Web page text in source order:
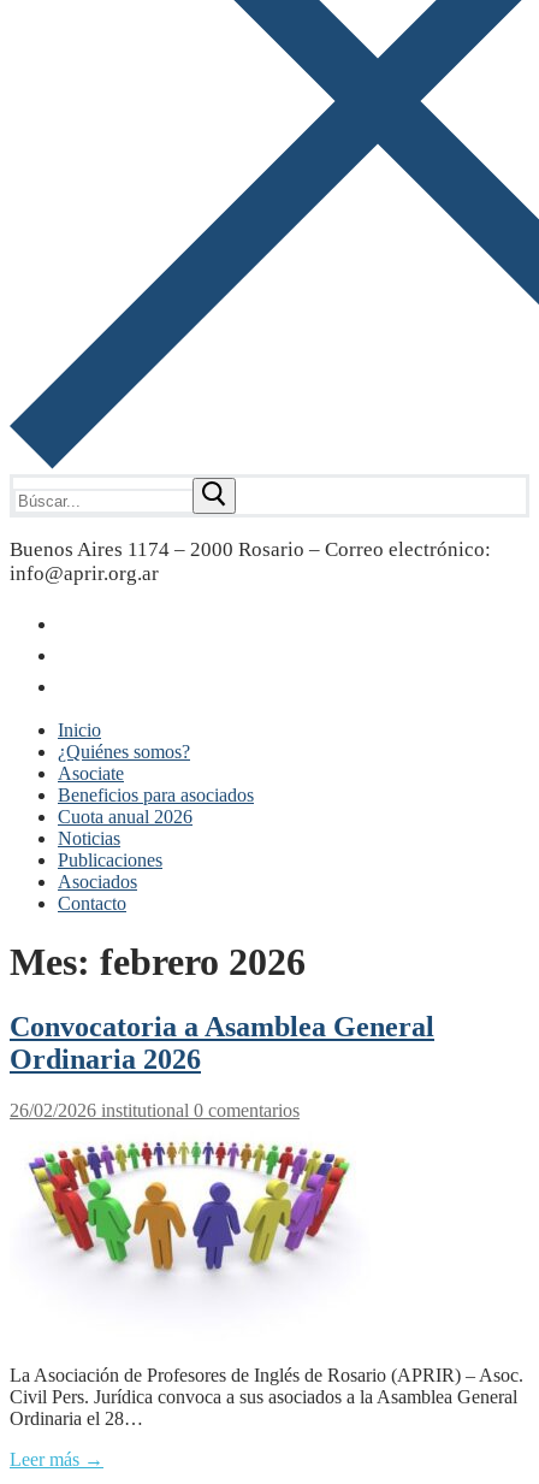
Buenos Aires 1174 – 2000 Rosario – Correo electrónico:
info@aprir.org.ar
Inicio
¿Quiénes somos?
Asociate
Beneficios para asociados
Cuota anual 2026
Noticias
Publicaciones
Asociados
Contacto
Mes: febrero 2026
Convocatoria a Asamblea General
Ordinaria 2026
26/02/2026 institutional 0 comentarios
La Asociación de Profesores de Inglés de Rosario (APRIR) – Asoc.
Civil Pers. Jurídica convoca a sus asociados a la Asamblea General
Ordinaria el 28…
Leer más →